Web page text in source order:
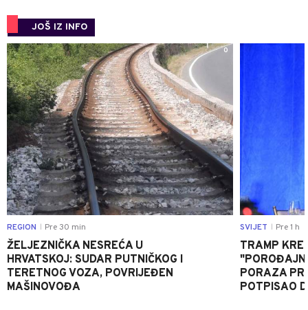
JOŠ IZ INFO
0
REGION Pre 30 min
ŽELJEZNIČKA NESREĆA U
HRVATSKOJ: SUDAR PUTNIČKOG I
TERETNOG VOZA, POVRIJEĐEN
MAŠINOVOĐA
SVIJET Pre 1 h
TRAMP
PORAZA
POTPISAO